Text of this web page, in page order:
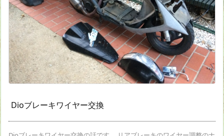
Dioブレーキワイヤー交換